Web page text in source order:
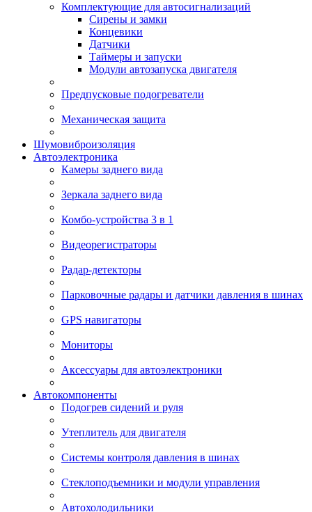
Комплектующие для автосигнализаций
Сирены и замки
Концевики
Датчики
Таймеры и запуски
Модули автозапуска двигателя
Предпусковые подогреватели
Механическая защита
Шумовиброизоляция
Автоэлектроника
Камеры заднего вида
Зеркала заднего вида
Комбо-устройства 3 в 1
Видеорегистраторы
Радар-детекторы
Парковочные радары и датчики давления в шинах
GPS навигаторы
Мониторы
Аксессуары для автоэлектроники
Автокомпоненты
Подогрев сидений и руля
Утеплитель для двигателя
Системы контроля давления в шинах
Стеклоподъемники и модули управления
Автохолодильники